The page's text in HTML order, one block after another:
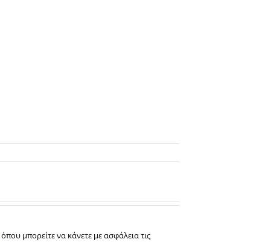
όπου μπορείτε να κάνετε με ασφάλεια τις